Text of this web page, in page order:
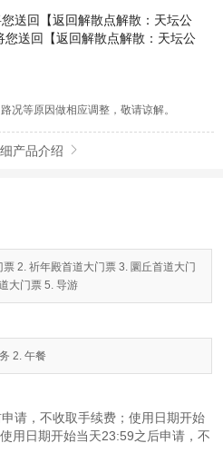
送回【返回解散点解散：天坛公
您送回【返回解散点解散：天坛公
况等原因做相应调整，敬请谅解。
产品介绍 
2. 祈年殿首道大门票 3. 圜丘首道大门
大门票 5. 导游
2. 午餐
请，不收取手续费；使用日期开始
用日期开始当天23:59之后申请，不